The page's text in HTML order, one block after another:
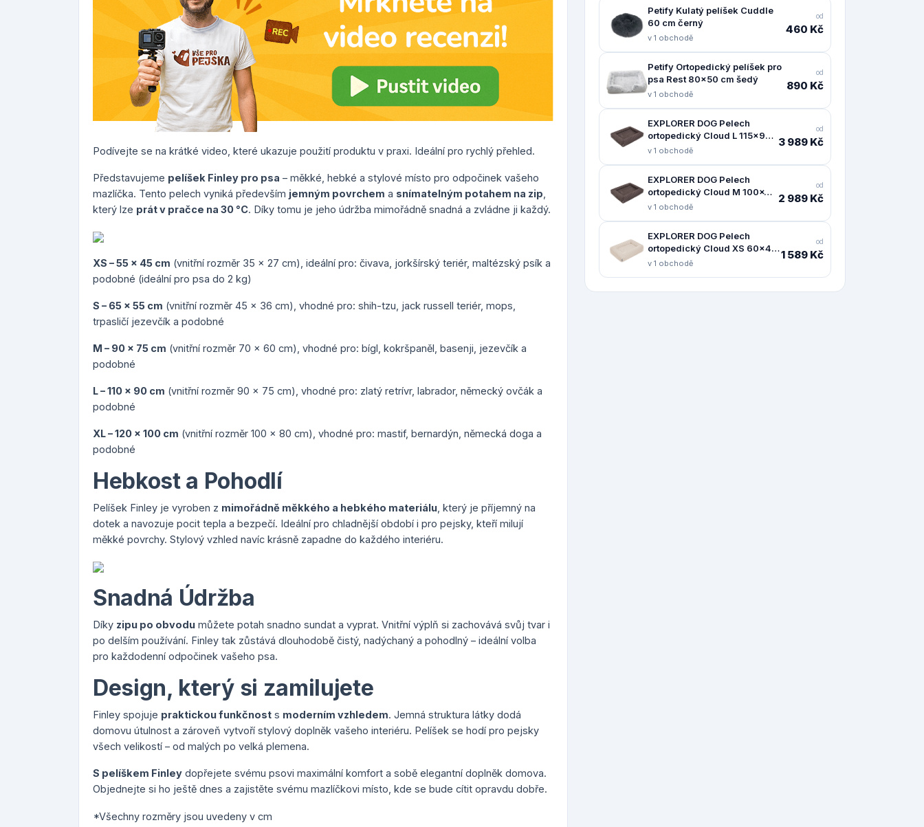
Podívejte se na krátké video, které ukazuje použití produktu v praxi. Ideální pro rychlý přehled.
Představujeme pelíšek Finley pro psa – měkké, hebké a stylové místo pro odpočinek vašeho
mazlíčka. Tento pelech vyniká především jemným povrchem a snímatelným potahem na zip
který lze prát v pračce na 30 °C. Díky tomu je jeho údržba mimořádně snadná a zvládne ji každý.
XS – 55 x 45 cm (vnitřní rozměr 35 x 27 cm), ideální pro: čivava, jorkšírský teriér, maltézský psík a
podobné (ideální pro psa do 2 kg)
S – 65 x 55 cm (vnitřní rozměr 45 x 36 cm), vhodné pro: shih-tzu, jack russell teriér, mops,
trpasličí jezevčík a podobné
M – 90 x 75 cm (vnitřní rozměr 70 x 60 cm), vhodné pro: bígl, kokršpaněl, basenji, jezevčík a
podobné
L – 110 x 90 cm (vnitřní rozměr 90 x 75 cm), vhodné pro: zlatý retrívr, labrador, německý ovčák a
podobné
XL – 120 x 100 cm (vnitřní rozměr 100 x 80 cm), vhodné pro: mastif, bernardýn, německá doga a
podobné
Hebkost a Pohodlí
Pelíšek Finley je vyroben z mimořádně měkkého a hebkého materiálu , který je příjemný na
dotek a navozuje pocit tepla a bezpečí. Ideální pro chladnější období i pro pejsky, kteří milují
měkké povrchy. Stylový vzhled navíc krásně zapadne do každého interiéru.
Snadná Údržba
Díky zipu po obvodu můžete potah snadno sundat a vyprat. Vnitřní výplň si zachovává svůj tvar i
po delším používání. Finley tak zůstává dlouhodobě čistý, nadýchaný a pohodlný – ideální volba
pro každodenní odpočinek vašeho psa.
Design, který si zamilujete
Finley spojuje praktickou funkčnost s moderním vzhledem. Jemná struktura látky dodá
domovu útulnost a zároveň vytvoří stylový doplněk vašeho interiéru. Pelíšek se hodí pro pejsky
všech velikostí – od malých po velká plemena.
S pelíškem Finley dopřejete svému psovi maximální komfort a sobě elegantní doplněk domova.
Objednejte si ho ještě dnes a zajistěte svému mazlíčkovi místo, kde se bude cítit opravdu dobře.
*Všechny rozměry jsou uvedeny v cm
Petify Kulatý pelíšek Cuddle
60 cm černý
v 1 obchodě
od
460 Kč
Petify Ortopedický pelíšek pro
psa Rest 80x50 cm šedý
v 1 obchodě
od
890 Kč
EXPLORER DOG Pelech
ortopedický Cloud L 115x90
Mocha Brown
v 1 obchodě
od
3 989 Kč
EXPLORER DOG Pelech
ortopedický Cloud M 100x70
Mocha Brown
v 1 obchodě
od
2 989 Kč
EXPLORER DOG Pelech
ortopedický Cloud XS 60x40
Vanilla Beige
v 1 obchodě
od
1 589 Kč